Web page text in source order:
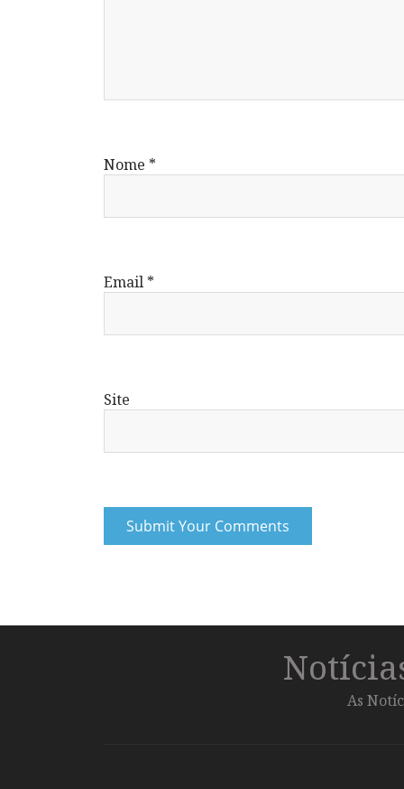
Nome *
Email *
Site
As